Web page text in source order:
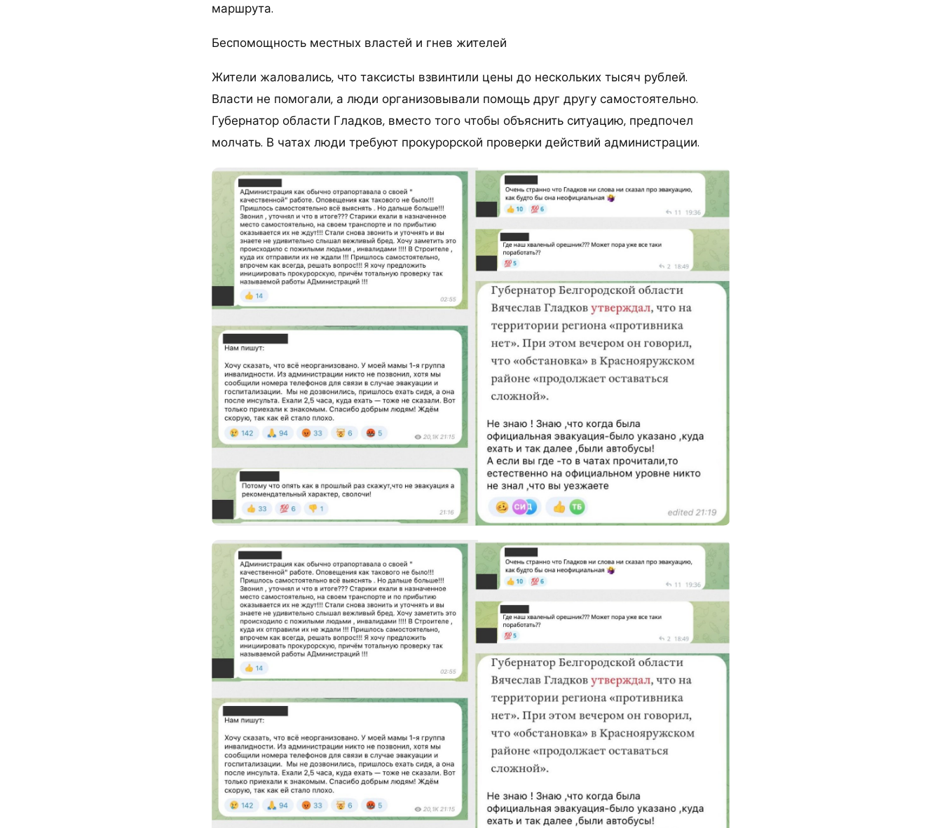
маршрута.
Беспомощность местных властей и гнев жителей
Жители жаловались, что таксисты взвинтили цены до нескольких тысяч рублей.
Власти не помогали, а люди организовывали помощь друг другу самостоятельно.
Губернатор области Гладков, вместо того чтобы объяснить ситуацию, предпочел
молчать. В чатах люди требуют прокурорской проверки действий администрации.